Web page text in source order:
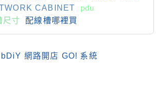
CABINET
pdu
尺寸 配線槽哪裡買
網路開店 GO! 系統